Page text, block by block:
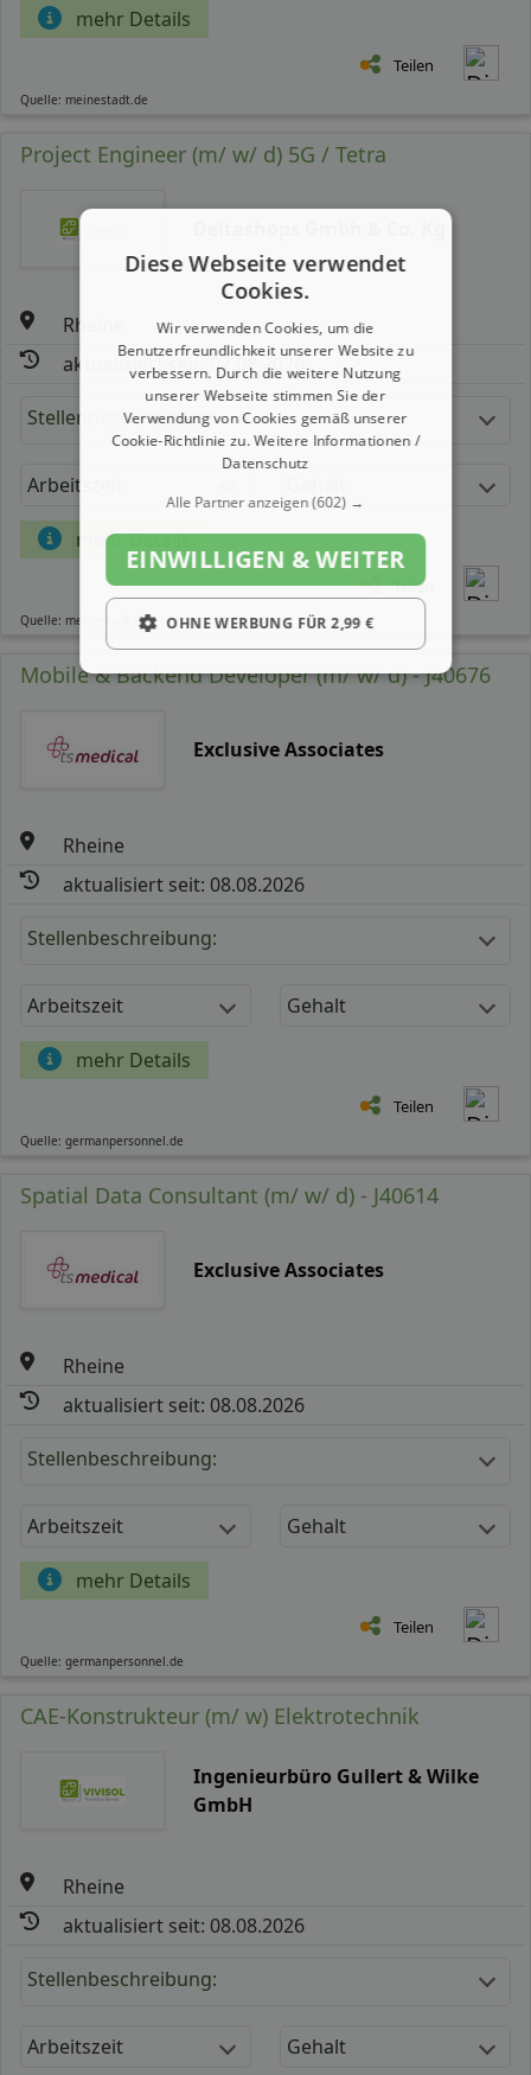
mehr Details
Teilen
Quelle: meinestadt.de
Project Engineer (m/ w/ d) 5G / Tetra
Rheine
aktualisiert seit: 07.08.2026
Stellenbeschreibung:
Arbeitszeit
mehr Details
Teilen
Quelle: meinestadt.de
Mobile & Backend Developer (m/ w/ d) - J40676
Exclusive Associates
Rheine
aktualisiert seit: 08.08.2026
Stellenbeschreibung:
Arbeitszeit Gehalt
mehr Details
Teilen
Quelle: germanpersonnel.de
Spatial Data Consultant (m/ w/ d) - J40614
Exclusive Associates
Rheine
aktualisiert seit: 08.08.2026
Stellenbeschreibung:
Arbeitszeit Gehalt
mehr Details
Teilen
Quelle: germanpersonnel.de
CAE-Konstrukteur (m/ w) Elektrotechnik
Ingenieurbüro Gullert & Wilke
GmbH
Rheine
aktualisiert seit: 08.08.2026
Stellenbeschreibung:
Arbeitszeit Gehalt
Diese Webseite verwendet
Cookies.
Wir verwenden Cookies, um die
Benutzerfreundlichkeit unserer Website zu
verbessern. Durch die weitere Nutzung
unserer Webseite stimmen Sie der
Verwendung von Cookies gemäß unserer
Cookie-Richtlinie zu.Weitere Informationen /
Datenschutz
Alle Partner anzeigen(602) →
EINWILLIGEN & WEITER
OHNE WERBUNG FÜR 2,99 €